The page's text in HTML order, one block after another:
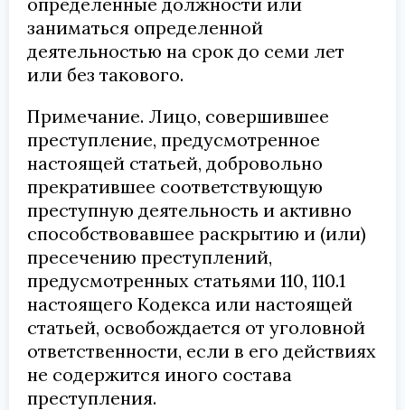
заниматься определенной
деятельностью на срок до семи лет
или без такового.
Примечание. Лицо, совершившее
преступление, предусмотренное
настоящей статьей, добровольно
прекратившее соответствующую
преступную деятельность и активно
способствовавшее раскрытию и (или)
пресечению преступлений,
предусмотренных статьями 110, 110.1
настоящего Кодекса или настоящей
статьей, освобождается от уголовной
ответственности, если в его действиях
не содержится иного состава
преступления.